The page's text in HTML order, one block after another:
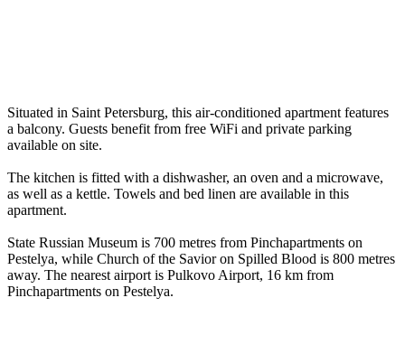
Situated in Saint Petersburg, this air-conditioned apartment features
a balcony. Guests benefit from free WiFi and private parking
available on site.
The kitchen is fitted with a dishwasher, an oven and a microwave,
as well as a kettle. Towels and bed linen are available in this
apartment.
State Russian Museum is 700 metres from Pinchapartments on
Pestelya, while Church of the Savior on Spilled Blood is 800 metres
away. The nearest airport is Pulkovo Airport, 16 km from
Pinchapartments on Pestelya.